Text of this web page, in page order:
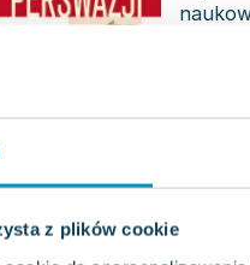
z plików cookie